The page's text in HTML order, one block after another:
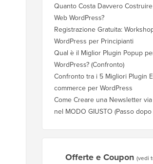
Quanto Costa Davvero
Web WordPress?
Registrazione Gratuita:
WordPress per Principianti
Qual è il Miglior Plugin Popup
WordPress? (Confronto)
Confronto tra i 5 Migliori Plugin
commerce per WordPress
Come Creare una Newsletter via
nel MODO GIUSTO (Passo dopo
Offerte e Coupon (vedi